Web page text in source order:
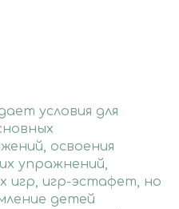
условия для
освоения
упражнений,
игр, игр-эстафет, но
детей